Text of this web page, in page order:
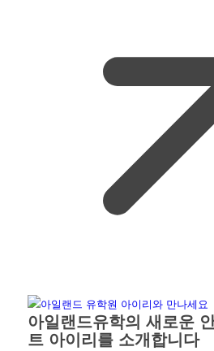
아일랜드유학의 새로운
트 아이리를 소개합니다